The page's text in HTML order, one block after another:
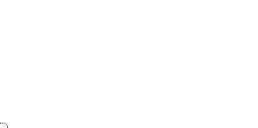
鑑賞サポートなど